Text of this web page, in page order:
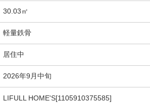
30.03㎡
軽量鉄骨
居住中
2026年9月中旬
LIFULL HOME'S[1105910375585]